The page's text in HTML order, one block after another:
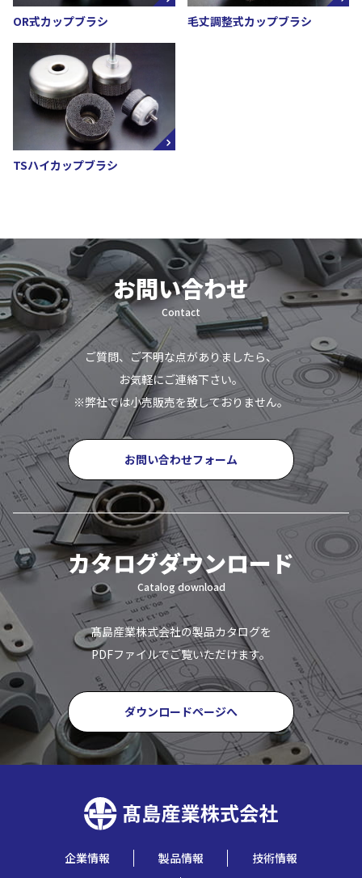
OR式カップブラシ 毛丈調整式カップブラシ
TSハイカップブラシ
お問い合わせ
Contact
ご質問、ご不明な点がありましたら、
お気軽にご連絡下さい。
※弊社では小売販売を致しておりません。
お問い合わせフォーム
カタログダウンロード
Catalog download
髙島産業株式会社の製品カタログを
PDFファイルでご覧いただけます。
ダウンロードページへ
企業情報 製品情報
技術情報